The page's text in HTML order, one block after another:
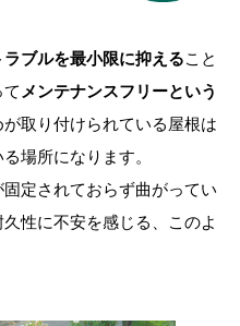
ラブルを最小限に抑えること
メンテナンスフリーという
が取り付けられている屋根は
場所になります。
定されておらず曲がってい
性に不安を感じる、このよ